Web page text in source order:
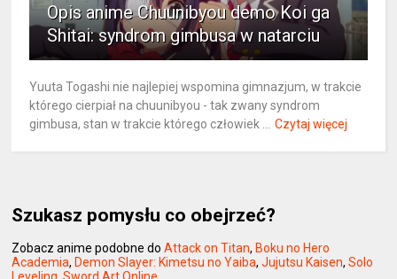
Opis anime Chuunibyou demo Koi ga
Shitai: syndrom gimbusa w natarciu
Yuuta Togashi nie najlepiej wspomina gimnazjum, w trakcie
którego cierpiał na chuunibyou - tak zwany syndrom
gimbusa, stan w trakcie którego człowiek ...
Czytaj więcej
Szukasz pomysłu co obejrzeć?
Zobacz anime podobne doAttack on Titan, Boku no Hero
Academia, Demon Slayer: Kimetsu no Yaiba,Jujutsu Kaisen,Solo